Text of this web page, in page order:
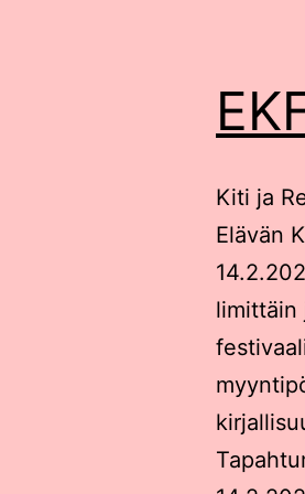
Kiti ja
Elävän
limittäin